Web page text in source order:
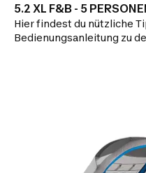
5.2 XL F&B - 5
Hier findest du nützliche
Bedienungsanleitung zu